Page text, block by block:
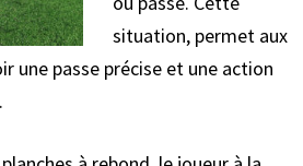
situation, permet aux
une passe précise et une action